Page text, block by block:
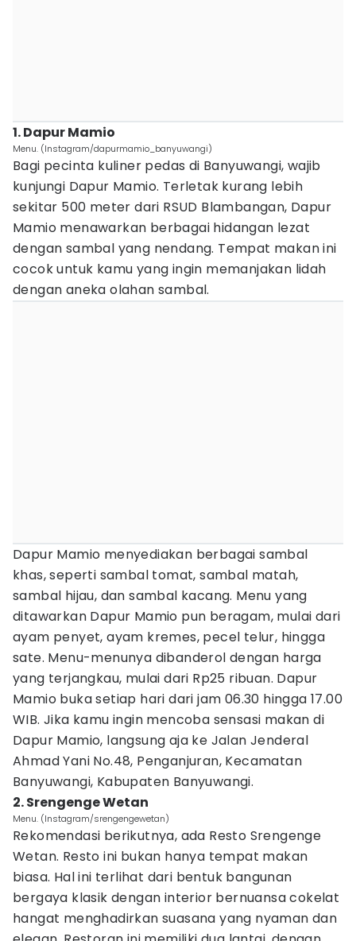
1. Dapur Mamio
Menu. (Instagram/dapurmamio_banyuwangi)
Bagi pecinta kuliner pedas di Banyuwangi, wajib
kunjungi Dapur Mamio. Terletak kurang lebih
sekitar 500 meter dari RSUD Blambangan, Dapur
Mamio menawarkan berbagai hidangan lezat
dengan sambal yang nendang. Tempat makan ini
cocok untuk kamu yang ingin memanjakan lidah
dengan aneka olahan sambal.
Dapur Mamio menyediakan berbagai sambal
khas, seperti sambal tomat, sambal matah,
sambal hijau, dan sambal kacang. Menu yang
ditawarkan Dapur Mamio pun beragam, mulai dari
ayam penyet, ayam kremes, pecel telur, hingga
sate. Menu-menunya dibanderol dengan harga
yang terjangkau, mulai dari Rp25 ribuan. Dapur
Mamio buka setiap hari dari jam 06.30 hingga 17.00
WIB. Jika kamu ingin mencoba sensasi makan di
Dapur Mamio, langsung aja ke Jalan Jenderal
Ahmad Yani No.48, Penganjuran, Kecamatan
Banyuwangi, Kabupaten Banyuwangi.
2. Srengenge Wetan
Menu. (Instagram/srengengewetan)
Rekomendasi berikutnya, ada Resto Srengenge
Wetan. Resto ini bukan hanya tempat makan
biasa. Hal ini terlihat dari bentuk bangunan
bergaya klasik dengan interior bernuansa cokelat
hangat menghadirkan suasana yang nyaman dan